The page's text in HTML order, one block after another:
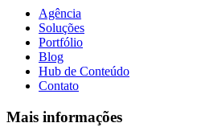
Agência
Soluções
Portfólio
Blog
Hub de Conteúdo
Contato
Mais informações